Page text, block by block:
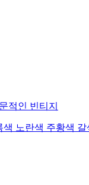
적인 빈티지
색 노란색 주황색